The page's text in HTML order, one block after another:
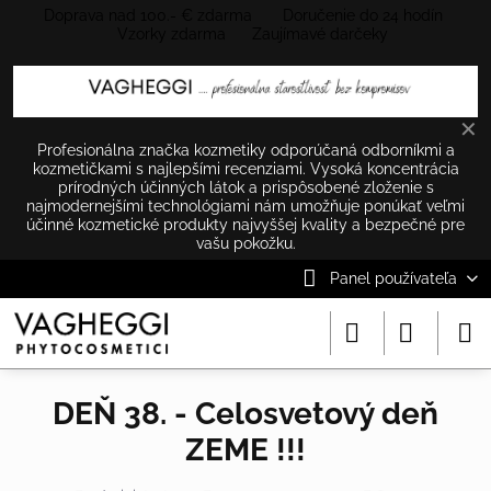
✕
Profesionálna značka kozmetiky odporúčaná odborníkmi a
kozmetičkami s najlepšími recenziami. Vysoká koncentrácia
prírodných účinných látok a prispôsobené zloženie s
najmodernejšími technológiami nám umožňuje ponúkať veľmi
účinné kozmetické produkty najvyššej kvality a bezpečné pre
vašu pokožku.
Panel používateľa
DEŇ 38. - Celosvetový deň
ZEME !!!